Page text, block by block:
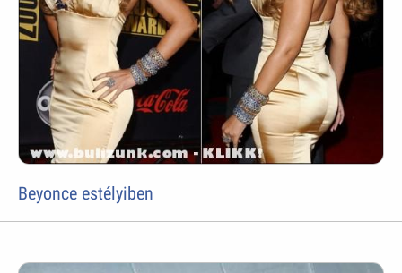
Beyonce estélyiben